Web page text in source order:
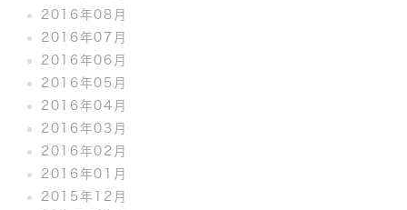
2016年08月
2016年07月
2016年06月
2016年05月
2016年04月
2016年03月
2016年02月
2016年01月
2015年12月